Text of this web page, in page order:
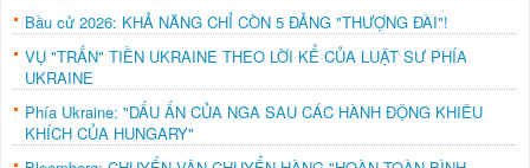
Bầu cử 2026: KHẢ NĂNG CHỈ CÒN 5 ĐẢNG "THƯỢNG ĐÀI"!
VỤ "TRẤN" TIỀN UKRAINE THEO LỜI KỂ CỦA LUẬT SƯ PHÍA
UKRAINE
Phía Ukraine: "DẤU ẤN CỦA NGA SAU CÁC HÀNH ĐỘNG KHIÊU
KHÍCH CỦA HUNGARY"